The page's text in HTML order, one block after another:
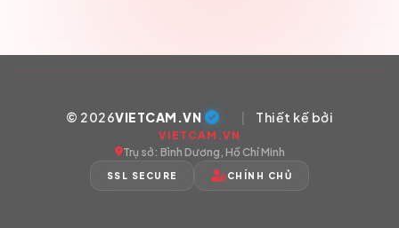
© 2026VIETCAM.VN | Thiết kế bởi
VIETCAM.VN
Trụ sở: Bình Dương, Hồ Chí Minh
SSL SECURE CHÍNH CHỦ